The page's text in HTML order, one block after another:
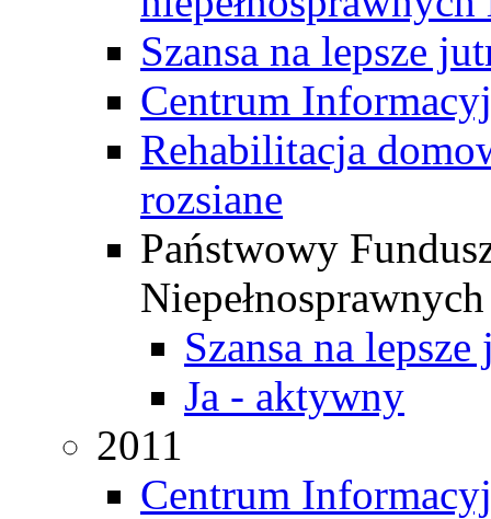
Szansa na lepsze
Centrum
Rehabilitacja
rozsiane
Państwowy
Niepełnosprawnych
Szansa na
Ja - aktywny
2011
Centrum